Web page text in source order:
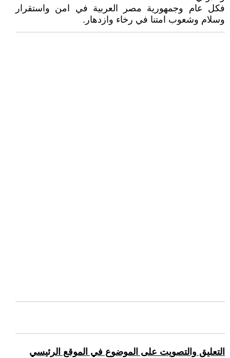
فكل عام وجمهورية مصر العربية في امن واستقرار
وسلام وشعوب امتنا في رخاء وازدهار.
التعليق والتصويت على الموضوع في الموقع الرئيسي